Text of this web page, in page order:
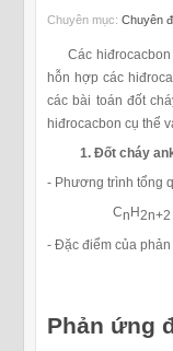
Chuyên mục: Chuyên
Các hiđrocacbon
hỗn hợp các
các bài toán đốt
hiđrocacbon cụ thể
1. Đốt cháy
- Phương trình tổng
CnH2n+2
- Đặc điểm của
Phản ứng